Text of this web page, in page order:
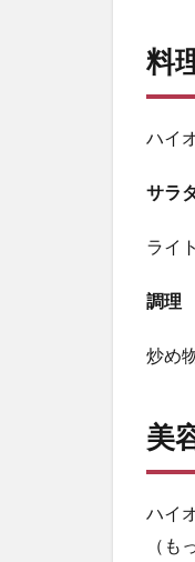
の
使
6
容
ス
ン
へ
用
7
と
め
料
ハイ
サラ
ライ
調理
炒め
美
ハイ
（も